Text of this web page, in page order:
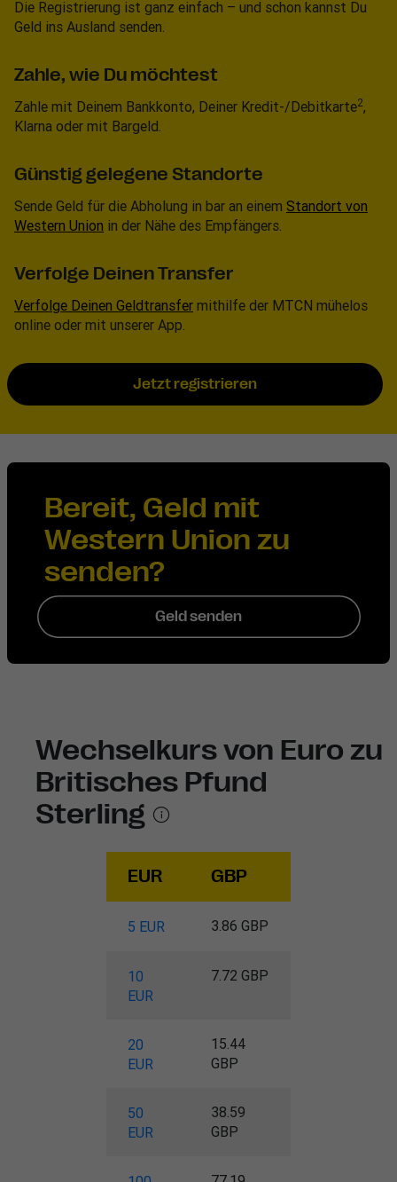
Die Registrierung ist ganz einfach – und schon kannst Du
Geld ins Ausland senden.
Zahle, wie Du möchtest
Zahle mit Deinem Bankkonto, Deiner Kredit-/Debitkarte2,
Klarna oder mit Bargeld.
Günstig gelegene Standorte
Sende Geld für die Abholung in bar an einem Standort von
Western Union in der Nähe des Empfängers.
Verfolge Deinen Transfer
Verfolge Deinen Geldtransfer mithilfe der MTCN mühelos
online oder mit unserer App.
Jetzt registrieren
Bereit, Geld mit
Western Union zu
senden?
Geld senden
Wechselkurs von Euro zu
Britisches Pfund
Sterling
EUR GBP
5 EUR 3.86 GBP
10
EUR
7.72 GBP
20
EUR
15.44
GBP
50
EUR
38.59
GBP